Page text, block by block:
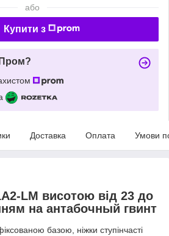
або
Купити з
Доставка Оплата Умови
LM висотою від 23 до
на антабочный гвинт
базою, ніжки ступінчасті